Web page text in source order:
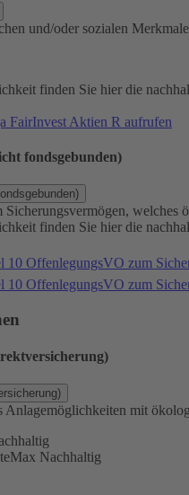
und/oder sozialen
finden Sie hier die
FairInvest Aktien R aufrufen
fondsgebunden)
welches
finden Sie hier die
10 OffenlegungsVO zum
10 OffenlegungsVO zum
mit
Nachhaltig